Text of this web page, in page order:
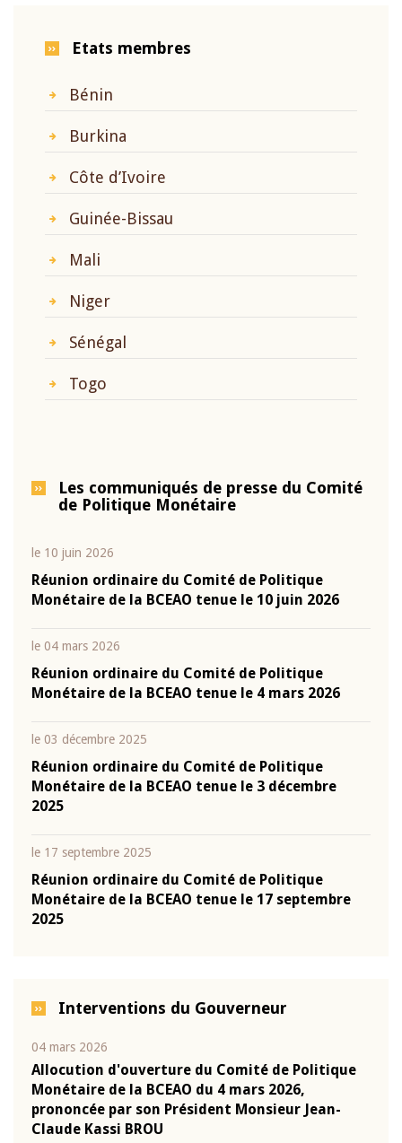
Etats membres
Bénin
Burkina
Côte d’Ivoire
Guinée-Bissau
Mali
Niger
Sénégal
Togo
Les communiqués de presse du Comité
de Politique Monétaire
le 10 juin 2026
Réunion ordinaire du Comité de Politique
Monétaire de la BCEAO tenue le 10 juin 2026
le 04 mars 2026
Réunion ordinaire du Comité de Politique
Monétaire de la BCEAO tenue le 4 mars 2026
le 03 décembre 2025
Réunion ordinaire du Comité de Politique
Monétaire de la BCEAO tenue le 3 décembre
2025
le 17 septembre 2025
Réunion ordinaire du Comité de Politique
Monétaire de la BCEAO tenue le 17 septembre
2025
Interventions du Gouverneur
04 mars 2026
Allocution d'ouverture du Comité de Politique
Monétaire de la BCEAO du 4 mars 2026,
prononcée par son Président Monsieur Jean-
Claude Kassi BROU